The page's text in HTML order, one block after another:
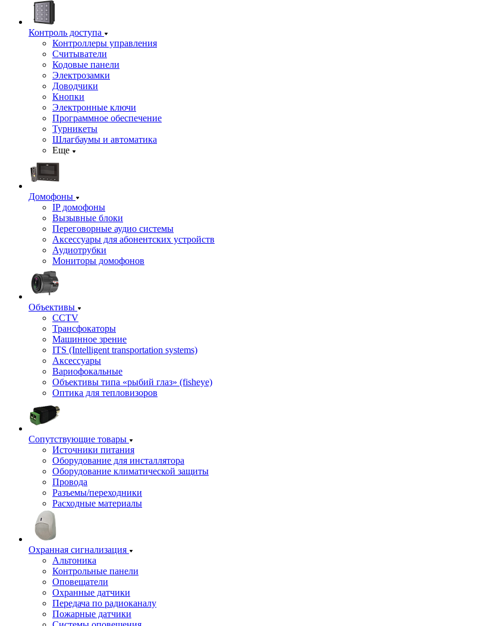
Контроль доступа
Контроллеры управления
Считыватели
Кодовые панели
Электрозамки
Доводчики
Кнопки
Электронные ключи
Программное обеспечение
Турникеты
Шлагбаумы и автоматика
Еще
Домофоны
IP домофоны
Вызывные блоки
Переговорные аудио системы
Аксессуары для абонентских устройств
Аудиотрубки
Мониторы домофонов
Объективы
CCTV
Трансфокаторы
Машинное зрение
ITS (Intelligent transportation systems)
Аксессуары
Вариофокальные
Объективы типа «рыбий глаз» (fisheye)
Оптика для тепловизоров
Сопутствующие товары
Источники питания
Оборудование для инсталлятора
Оборудование климатической защиты
Провода
Разъемы/переходники
Расходные материалы
Охранная сигнализация
Альтоника
Контрольные панели
Оповещатели
Охранные датчики
Передача по радиоканалу
Пожарные датчики